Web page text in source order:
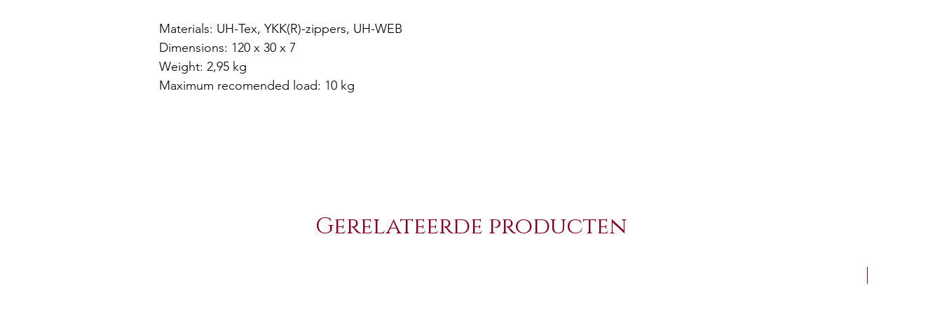
Materials: UH-Tex, YKK(R)-zippers, UH-WEB
Dimensions: 120 x 30 x 7
Weight: 2,95 kg
Maximum recomended load: 10 kg
Gerelateerde producten